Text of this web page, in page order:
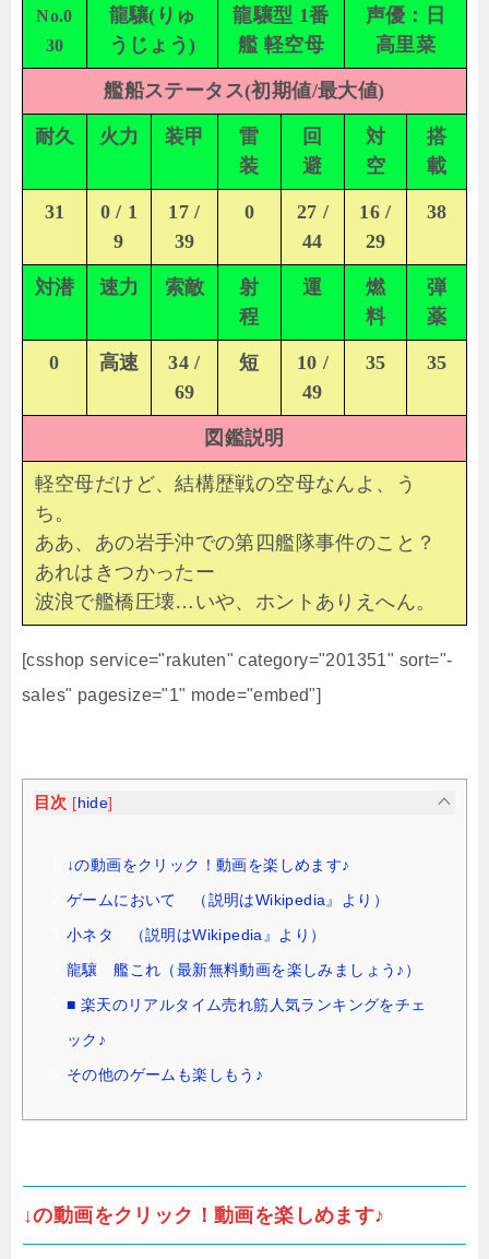
No.0
30
龍驤(りゅ
うじょう)
龍驤型 1番
艦 軽空母
声優：日
高里菜
艦船ステータス(初期値/最大値)
耐久 火力 装甲
雷
装
回
避
対
空
搭
載
31
0 / 1
9
17 /
39
0
27 /
44
16 /
29
38
対潜 速力 索敵
射
程
運
燃
料
弾
薬
0 高速
34 /
69
短
10 /
49
35 35
図鑑説明
軽空母だけど、結構歴戦の空母なんよ、う
ち。
ああ、あの岩手沖での第四艦隊事件のこと？
あれはきつかったー
波浪で艦橋圧壊…いや、ホントありえへん。
[csshop service="rakuten" category="201351" sort="-
sales" pagesize="1" mode="embed"]
目次 [ hide]
↓の動画をクリック！動画を楽しめます♪
ゲームにおいて （説明はWikipedia』より）
小ネタ （説明はWikipedia』より）
龍驤 艦これ（最新無料動画を楽しみましょう♪）
■ 楽天のリアルタイム売れ筋人気ランキングをチェ
ック♪
その他のゲームも楽しもう♪
↓の動画をクリック！動画を楽しめます♪